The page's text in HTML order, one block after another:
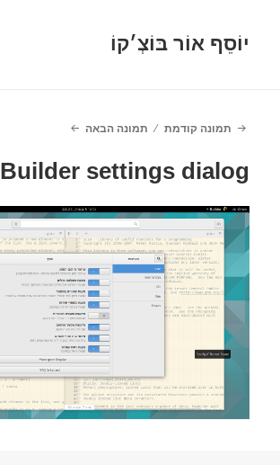
יוֹסֵף אוֹר בּוֹצְ׳קוֹ
תמונה קודמת תמונה הבאה
Builder settings dialog